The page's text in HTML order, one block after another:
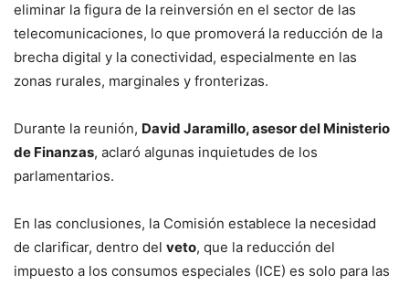
eliminar la figura de la reinversión en el sector de las
telecomunicaciones, lo que promoverá la reducción de la
brecha digital y la conectividad, especialmente en las
zonas rurales, marginales y fronterizas.
Durante la reunión, David Jaramillo, asesor del Ministerio
de Finanzas, aclaró algunas inquietudes de los
parlamentarios.
En las conclusiones, la Comisión establece la necesidad
de clarificar, dentro del veto, que la reducción del
impuesto a los consumos especiales (ICE) es solo para las